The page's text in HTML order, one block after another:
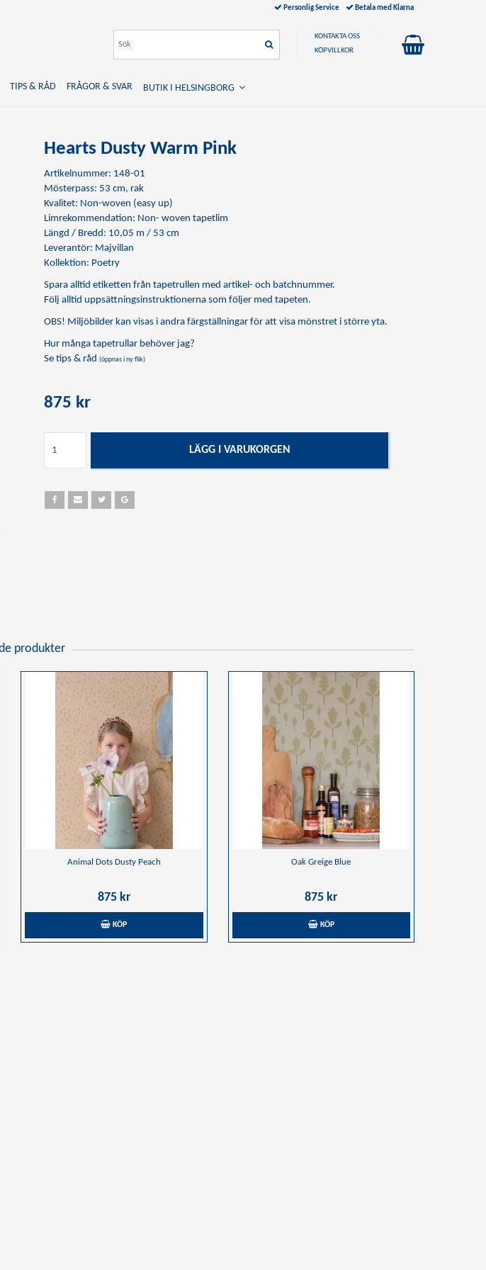
Hearts Dusty Warm Pink
Artikelnummer: 148-01
Mösterpass: 53 cm, rak
Kvalitet: Non-woven (easy up)
Limrekommendation: Non- woven tapetlim
Längd / Bredd: 10,05 m / 53 cm
Leverantör: Majvillan
Kollektion: Poetry
Spara alltid etiketten från tapetrullen med artikel- och batchnummer.
Följ alltid uppsättningsinstruktionerna som följer med tapeten.
OBS! Miljöbilder kan visas i andra färgställningar för att visa mönstret i större yta.
Hur många tapetrullar behöver jag?
Se tips & råd (öppnas i ny flik)
875 kr
LÄGG I VARUKORGEN
produkter
Animal Dots Dusty Peach
875 kr
KÖP
Oak Greige Blue
875 kr
KÖP
Personlig Service Betala med Klarna
KONTAKTA OSS
KÖPVILLKOR
TIPS & RÅD FRÅGOR & SVAR BUTIK I HELSINGBORG